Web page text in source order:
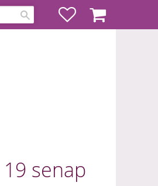
FavoriterKundvagn
senap